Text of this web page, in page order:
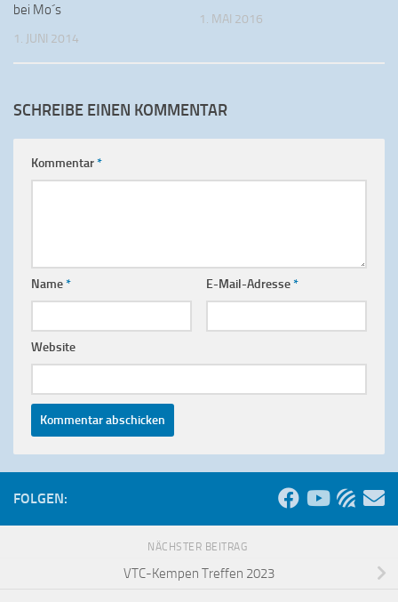
bei Mo´s
1. JUNI 2014
1. MAI 2016
SCHREIBE EINEN KOMMENTAR
Kommentar*
Name* E-Mail-Adresse*
Website
FOLGEN:
NÄCHSTER BEITRAG
VTC-Kempen Treffen 2023